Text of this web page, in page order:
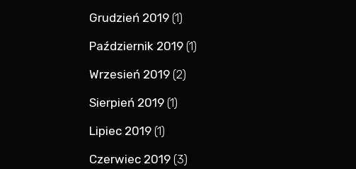
Grudzień 2019 (1)
Październik 2019 (1)
Wrzesień 2019 (2)
Sierpień 2019 (1)
Lipiec 2019 (1)
Czerwiec 2019 (3)